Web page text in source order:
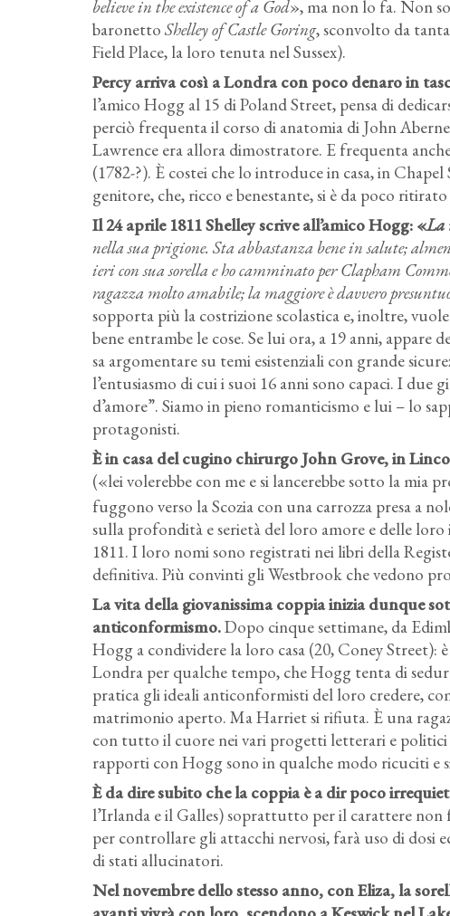
believe in the existence of a God», ma non lo fa. Non
baronetto Shelley of Castle Goring, sconvolto da
Field Place, la loro tenuta nel Sussex).
Percy arriva così a Londra con poco denaro in
l’amico Hogg al 15 di Poland Street, pensa di
perciò frequenta il corso di anatomia di John
Lawrence era allora dimostratore. E frequenta
(1782-?). È costei che lo introduce in casa, in
genitore, che, ricco e benestante, si è da poco
Il 24 aprile 1811 Shelley scrive all’amico Hogg: «La
nella sua prigione. Sta abbastanza bene in salute;
ieri con sua sorella e ho camminato per Clapham
ragazza molto amabile; la maggiore è davvero
sopporta più la costrizione scolastica e, inoltre,
bene entrambe le cose. Se lui ora, a 19 anni, appare
sa argomentare su temi esistenziali con grande
l’entusiasmo di cui i suoi 16 anni sono capaci. I due
d’amore”. Siamo in pieno romanticismo e lui – lo
protagonisti.
È in casa del cugino chirurgo John Grove, in
(«lei volerebbe con me e si lancerebbe sotto la mia
fuggono verso la Scozia con una carrozza presa a
sulla profondità e serietà del loro amore e delle
1811. I loro nomi sono registrati nei libri della
definitiva. Più convinti gli Westbrook che vedono
La vita della giovanissima coppia inizia dunque
anticonformismo.Dopo cinque settimane, da
Hogg a condividere la loro casa (20, Coney Street):
Londra per qualche tempo, che Hogg tenta di
pratica gli ideali anticonformisti del loro credere,
matrimonio aperto. Ma Harriet si rifiuta. È una
con tutto il cuore nei vari progetti letterari e politici
rapporti con Hogg sono in qualche modo ricuciti e
È da dire subito che la coppia è a dir poco
l’Irlanda e il Galles) soprattutto per il carattere non
per controllare gli attacchi nervosi, farà uso di dosi
di stati allucinatori.
Nel novembre dello stesso anno, con Eliza, la